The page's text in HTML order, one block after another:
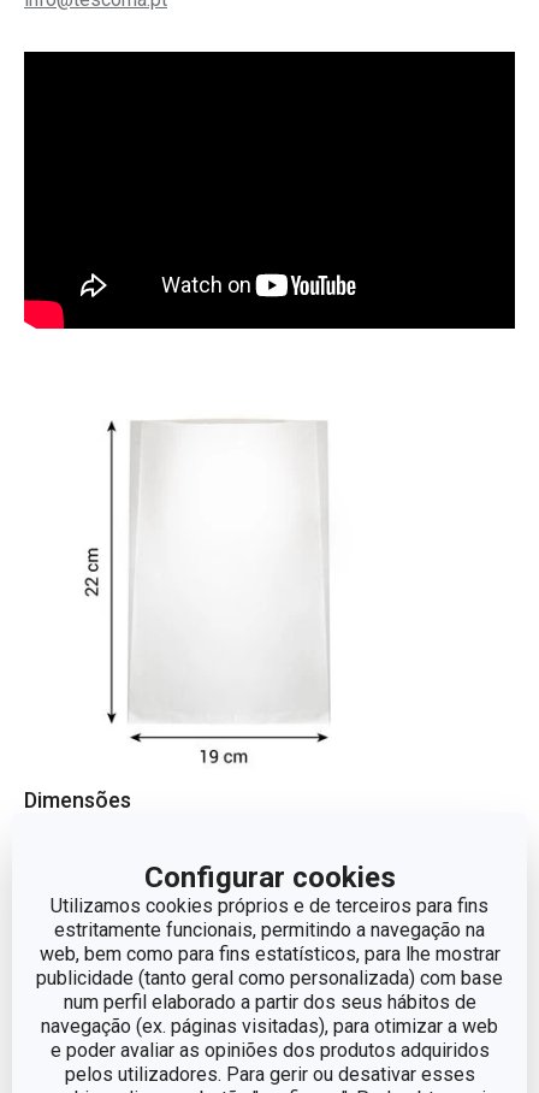
Configurar cookies
Utilizamos cookies próprios e de terceiros para fins
estritamente funcionais, permitindo a navegação na
web, bem como para fins estatísticos, para lhe mostrar
publicidade (tanto geral como personalizada) com base
num perfil elaborado a partir dos seus hábitos de
navegação (ex. páginas visitadas), para otimizar a web
e poder avaliar as opiniões dos produtos adquiridos
pelos utilizadores. Para gerir ou desativar esses
Dimensões
LARGURA (CM)
COMPRIMENTO (CM) 22
Outros parâmetros
CATEGORIA Desenrolar e guardar